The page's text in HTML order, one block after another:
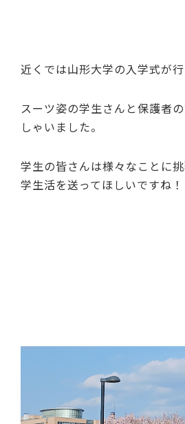
近くでは山形大学の入学式が
スーツ姿の学生さんと保護者
しゃいました。
学生の皆さんは様々なことに
学生活を送ってほしいですね！